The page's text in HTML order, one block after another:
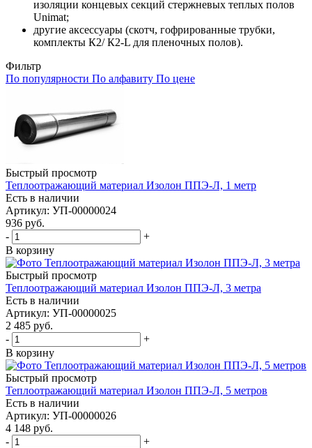
изоляции концевых секций стержневых теплых полов
Unimat;
другие аксессуары (скотч, гофрированные трубки,
комплекты К2/ К2-L для пленочных полов).
Фильтр
По популярности По алфавиту По цене
Быстрый просмотр
Теплоотражающий материал Изолон ППЭ-Л, 1 метр
Есть в наличии
Артикул: УП-00000024
936 руб.
-
+
В корзину
Быстрый просмотр
Теплоотражающий материал Изолон ППЭ-Л, 3 метра
Есть в наличии
Артикул: УП-00000025
2 485 руб.
-
+
В корзину
Быстрый просмотр
Теплоотражающий материал Изолон ППЭ-Л, 5 метров
Есть в наличии
Артикул: УП-00000026
4 148 руб.
-
+